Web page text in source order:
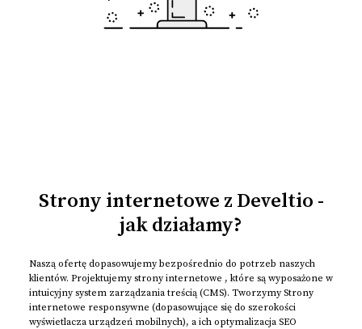
Strony internetowe z Develtio -
jak działamy?
Naszą ofertę dopasowujemy bezpośrednio do potrzeb naszych
klientów. Projektujemy strony internetowe , które są wyposażone w
intuicyjny system zarządzania treścią (CMS). Tworzymy Strony
internetowe responsywne (dopasowujące się do szerokości
wyświetlacza urządzeń mobilnych), a ich optymalizacja SEO